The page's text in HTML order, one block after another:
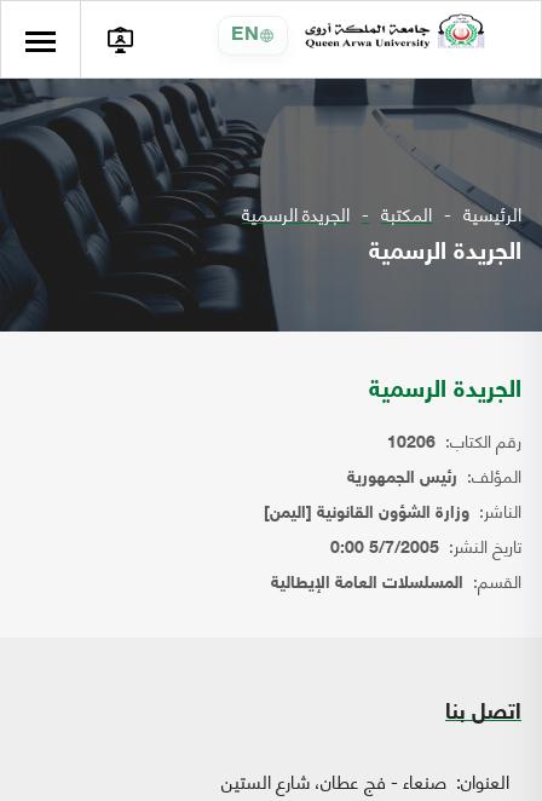
EN
الرئيسية المكتبة الجريدة الرسمية
الجريدة الرسمية
الجريدة الرسمية
رقم الكتاب: 10206
المؤلف: رئيس الجمهورية
الناشر: وزارة الشؤون القانونية [اليمن]
تاريخ النشر: 5/7/2005 0:00
القسم: المسلسلات العامة الإيطالية
اتصل بنا
العنوان: صنعاء - فج عطان، شارع الستين